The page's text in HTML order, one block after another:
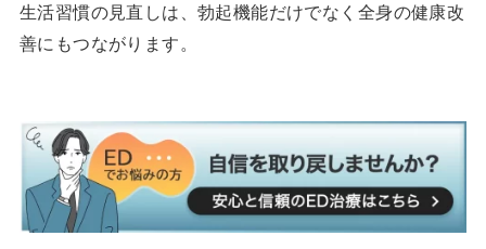
生活習慣の見直しは、勃起機能だけでなく全身の健康改
善にもつながります。